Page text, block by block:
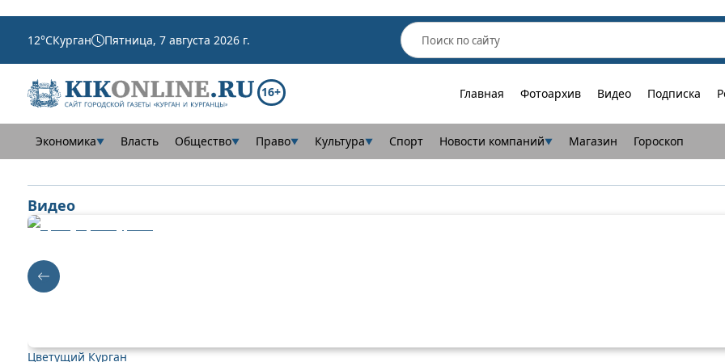
12°CКурган Пятница, 7 августа 2026 г.
16+ Главная Фотоархив Видео Подписка
Экономика▼ Власть Общество▼ Право▼ Культура▼ Спорт Новости компаний▼ Магазин Гороскоп
Видео
Цветущий Курган